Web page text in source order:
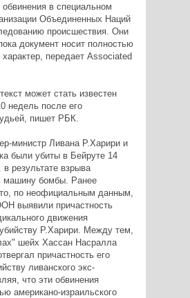
обвинения в специальном
Объединенных Наций
происшествия. Они
документ носит полностью
характер, передает Associated
может стать известен
недель после его
пишет РБК.
министр Ливана Р.Харири и
были убиты в Бейруте 14
результате взрыва
машину бомбы. Ранее
по неофициальным данным,
выявили причастность
движения
Р.Харири. Между тем,
шейх Хассан Насралла
причастность его
ливанского экс-
что эти обвинения
американо-израильского